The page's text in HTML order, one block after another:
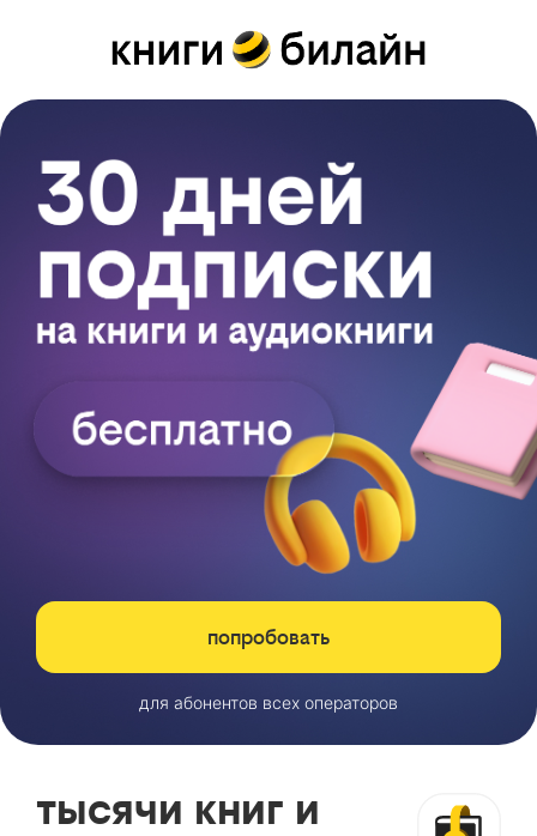
попробовать
для абонентов всех операторов
тысячи книг и